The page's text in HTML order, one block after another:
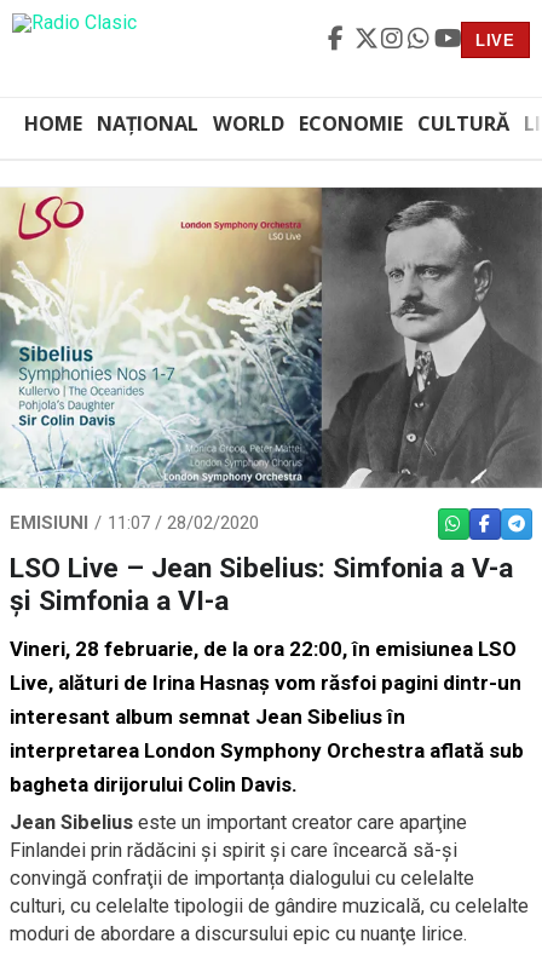
LIVE
HOME NAȚIONAL WORLD ECONOMIE CULTURĂ
EMISIUNI 11:07 / 28/02/2020 WHATSAPP
LSO Live – Jean Sibelius: Simfonia a V-a
și Simfonia a VI-a
Vineri, 28 februarie, de la ora 22:00, în emisiunea LSO
Live, alături de Irina Hasnaș vom răsfoi pagini dintr-un
interesant album semnat Jean Sibelius în
interpretarea London Symphony Orchestra aflată sub
bagheta dirijorului Colin Davis.
Jean Sibelius este un important creator care aparţine
Finlandei prin rădăcini şi spirit și care încearcă să-şi
convingă confraţii de importanța dialogului cu celelalte
culturi, cu celelalte tipologii de gândire muzicală, cu celelalte
moduri de abordare a discursului epic cu nuanţe lirice.